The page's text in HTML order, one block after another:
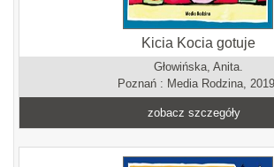
Kicia Kocia gotuje
Głowińska, Anita.
Poznań : Media Rodzina,
zobacz szczegóły